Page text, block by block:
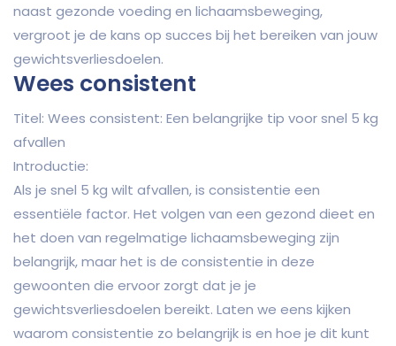
naast gezonde voeding en lichaamsbeweging,
vergroot je de kans op succes bij het bereiken van jouw
gewichtsverliesdoelen.
Wees consistent
Titel: Wees consistent: Een belangrijke tip voor snel 5 kg
afvallen
Introductie:
Als je snel 5 kg wilt afvallen, is consistentie een
essentiële factor. Het volgen van een gezond dieet en
het doen van regelmatige lichaamsbeweging zijn
belangrijk, maar het is de consistentie in deze
gewoonten die ervoor zorgt dat je je
gewichtsverliesdoelen bereikt. Laten we eens kijken
waarom consistentie zo belangrijk is en hoe je dit kunt